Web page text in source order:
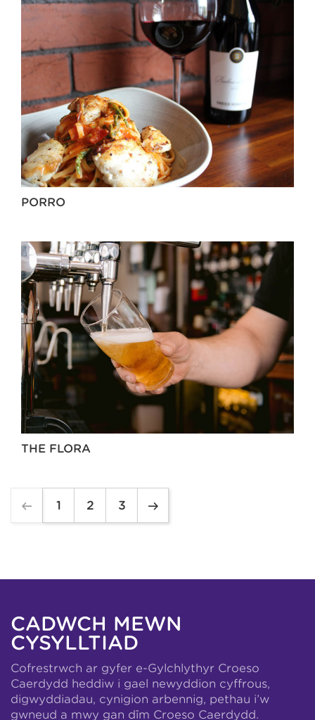
PORRO
THE FLORA
1 2 3
CADWCH MEWN
CYSYLLTIAD
Cofrestrwch ar gyfer e-Gylchlythyr Croeso
Caerdydd heddiw i gael newyddion cyffrous,
digwyddiadau, cynigion arbennig, pethau i’w
gwneud a mwy gan dîm Croeso Caerdydd.